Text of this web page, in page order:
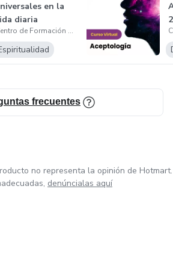
en la
diaria
Centro de Formación Escuela de Magia del Amor
frecuentes
no representa la opinión de Hotmart.
denúncialas aquí